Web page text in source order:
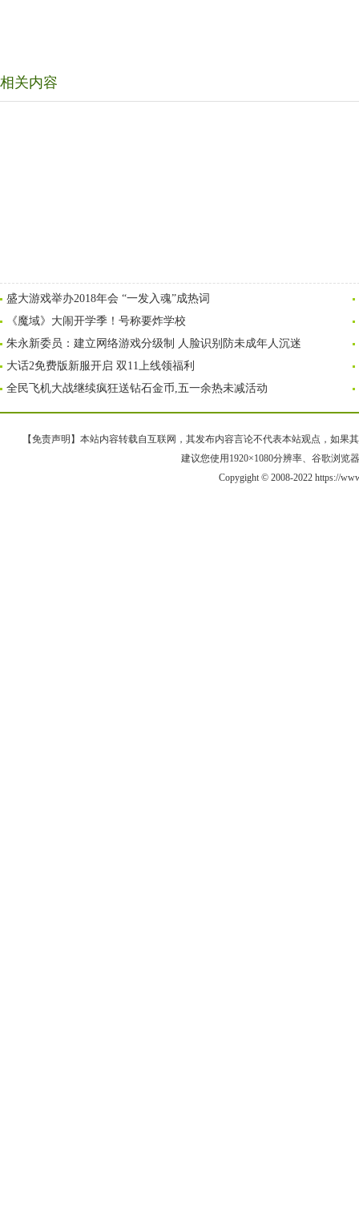
相关内容
盛大游戏举办2018年会 “一发入魂”成热词
《魔域》大闹开学季！号称要炸学校
朱永新委员：建立网络游戏分级制 人脸识别防未成年人沉迷
大话2免费版新服开启 双11上线领福利
全民飞机大战继续疯狂送钻石金币,五一余热未减活动
【免责声明】本站内容转载自互联网，其发布内容言论不代表本站观点，如果
建议您使用1920×1080分辨率、谷歌浏览
Copygight © 2008-2022 https://